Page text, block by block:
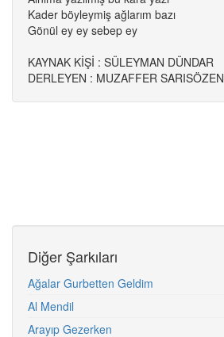
Kader böyleymiş ağlarım bazı
Gönül ey ey sebep ey
KAYNAK KİŞİ : SÜLEYMAN DÜNDAR
DERLEYEN : MUZAFFER SARISÖZEN
Diğer Şarkıları
Ağalar Gurbetten Geldim
Al Mendil
Arayıp Gezerken